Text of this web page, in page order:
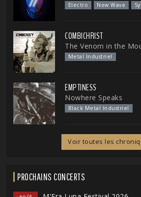
Electro New Wave
COMBICHRIST
The Venom in the
Metal Industriel
EMPTINESS
Nowhere Speaks
Black Metal Industriel
Voir toutes les
PROCHAINS CONCERTS